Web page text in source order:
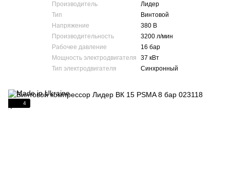
Производитель
Лидер
Тип
Винтовой
Напряжение
380 В
Производительность
3200 л/мин
Рабочее давление
16 бар
Мощность электродвигателя
37 кВт
Тип электродвигателя
Синхронный
4